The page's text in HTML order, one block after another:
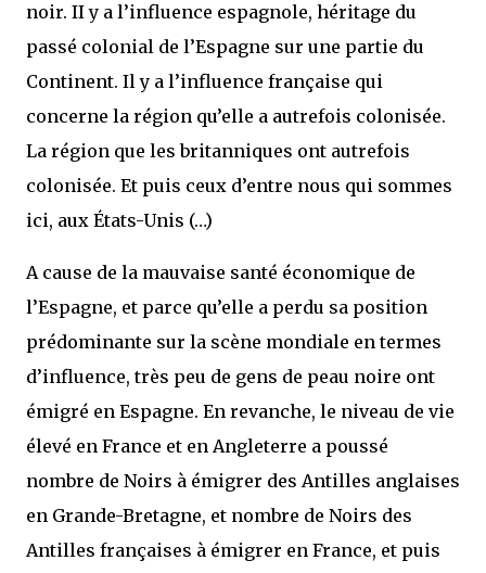
noir. II y a l’influence espagnole, héritage du
passé colonial de l’Espagne sur une partie du
Continent. Il y a l’influence française qui
concerne la région qu’elle a autrefois colonisée.
La région que les britanniques ont autrefois
colonisée. Et puis ceux d’entre nous qui sommes
ici, aux États-Unis (…)
A cause de la mauvaise santé économique de
l’Espagne, et parce qu’elle a perdu sa position
prédominante sur la scène mondiale en termes
d’influence, très peu de gens de peau noire ont
émigré en Espagne. En revanche, le niveau de vie
élevé en France et en Angleterre a poussé
nombre de Noirs à émigrer des Antilles anglaises
en Grande-Bretagne, et nombre de Noirs des
Antilles françaises à émigrer en France, et puis